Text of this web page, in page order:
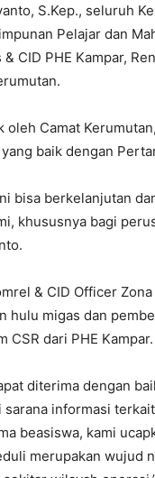
S.Kep., seluruh
Pelajar dan
CID PHE Kampar,
oleh Camat
baik dengan
bisa berkelanjutan
khususnya bagi
& CID Officer
hulu migas dan
CSR dari PHE Kampar.
diterima dengan
sarana informasi
beasiswa, kami
merupakan wujud